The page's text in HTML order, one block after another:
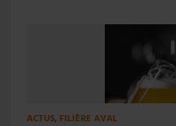
ACTUS, FILIÈRE AVAL